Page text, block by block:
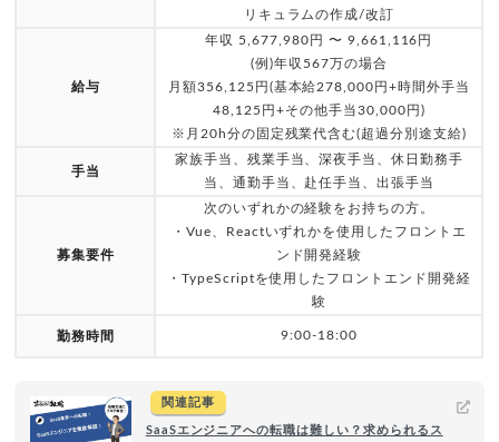
リキュラムの作成/改訂
給与
年収 5,677,980円 〜 9,661,116円
(例)年収567万の場合
月額356,125円(基本給278,000円+時間外手当
48,125円+その他手当30,000円)
※月20h分の固定残業代含む(超過分別途支給)
手当
家族手当、残業手当、深夜手当、休日勤務手
当、通勤手当、赴任手当、出張手当
募集要件
次のいずれかの経験をお持ちの方。
・Vue、Reactいずれかを使用したフロントエ
ンド開発経験
・TypeScriptを使用したフロントエンド開発経
験
勤務時間 9:00-18:00
関連記事
SaaSエンジニアへの転職は難しい？求められるス